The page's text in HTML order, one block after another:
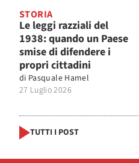
STORIA
Le leggi razziali del
1938: quando un Paese
smise di difendere i
propri cittadini
di Pasquale Hamel
27 Luglio 2026
TUTTI I POST